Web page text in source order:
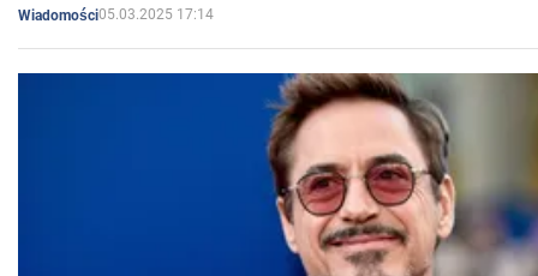
Wiadomości05.03.2025 17:14